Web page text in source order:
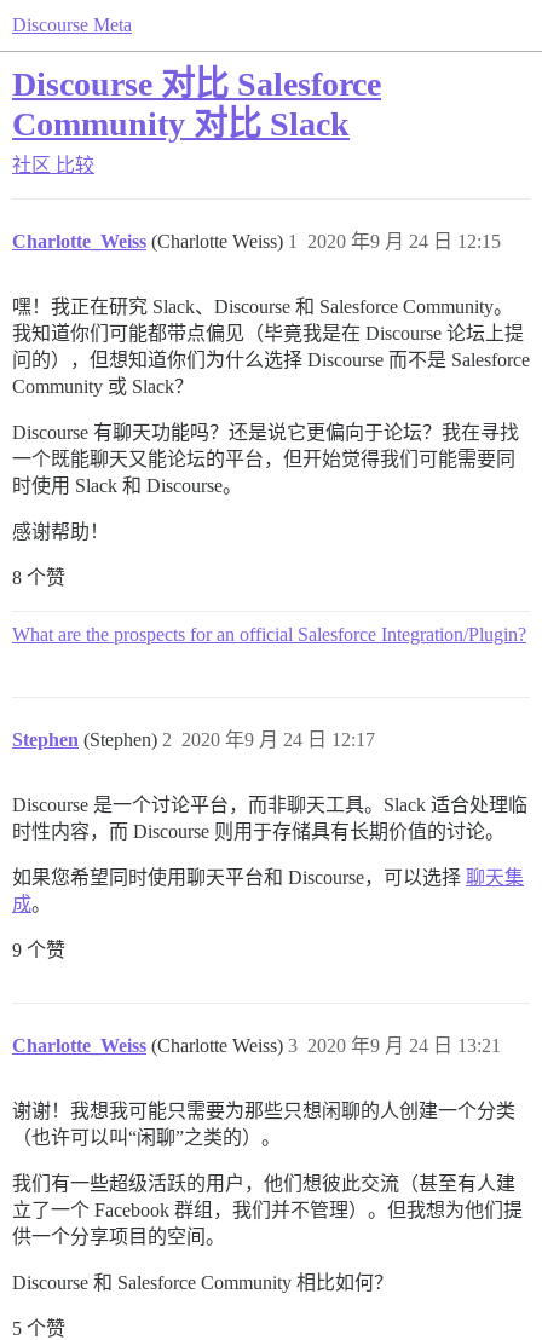
Discourse Meta
Discourse 对比 Salesforce
Community 对比 Slack
社区 比较
Charlotte_Weiss (Charlotte Weiss) 2020 年9 月 24 日 12:15
1
嘿！我正在研究 Slack、Discourse 和 Salesforce Community。
我知道你们可能都带点偏见（毕竟我是在 Discourse 论坛上提
问的），但想知道你们为什么选择 Discourse 而不是 Salesforce
Community 或 Slack？
Discourse 有聊天功能吗？还是说它更偏向于论坛？我在寻找
一个既能聊天又能论坛的平台，但开始觉得我们可能需要同
时使用 Slack 和 Discourse。
感谢帮助！
8 个赞
What are the prospects for an official Salesforce Integration/Plugin?
Stephen (Stephen) 2020 年9 月 24 日 12:17
2
Discourse 是一个讨论平台，而非聊天工具。Slack 适合处理临
时性内容，而 Discourse 则用于存储具有长期价值的讨论。
如果您希望同时使用聊天平台和 Discourse，可以选择 聊天集
成。
9 个赞
Charlotte_Weiss (Charlotte Weiss) 2020 年9 月 24 日 13:21
3
谢谢！我想我可能只需要为那些只想闲聊的人创建一个分类
（也许可以叫“闲聊”之类的）。
我们有一些超级活跃的用户，他们想彼此交流（甚至有人建
立了一个 Facebook 群组，我们并不管理）。但我想为他们提
供一个分享项目的空间。
Discourse 和 Salesforce Community 相比如何？
5 个赞